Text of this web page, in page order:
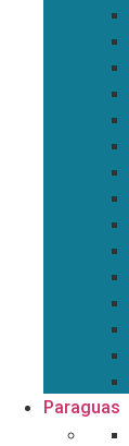
Paraguas